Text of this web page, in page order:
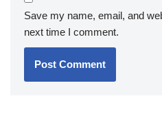
Save my name, email, and
next time I comment.